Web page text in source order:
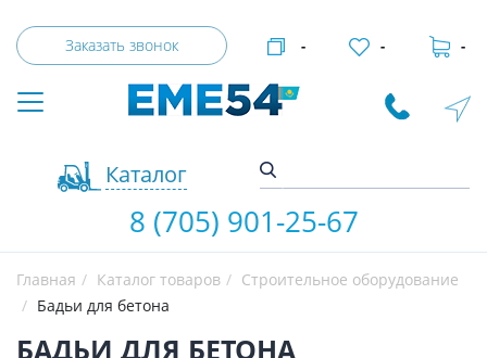
Заказать звонок
Каталог
- - -
8 (705) 901-25-67
Главная Каталог товаров
Строительное оборудование
Бадьи для бетона
БАДЬИ ДЛЯ БЕТОНА